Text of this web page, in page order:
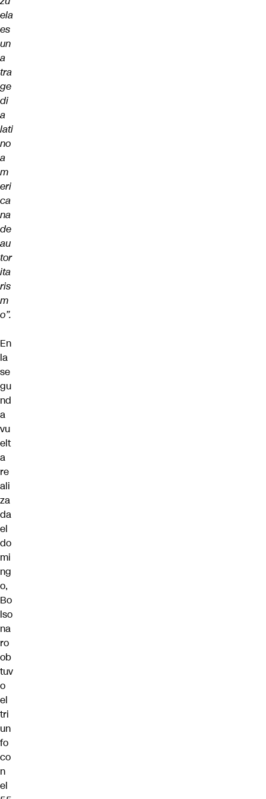
ela
es
un
a
tra
ge
di
a
lati
no
a
m
eri
ca
na
de
au
tor
ita
ris
m
o”.
En
la
se
gu
nd
a
vu
elt
a
re
ali
za
da
el
do
mi
ng
o,
Bo
lso
na
ro
ob
tuv
o
el
tri
un
fo
co
n
el